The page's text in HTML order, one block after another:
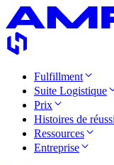
Fulfillment
Suite Logistique
Prix
Histoires de
Ressources
Entreprise